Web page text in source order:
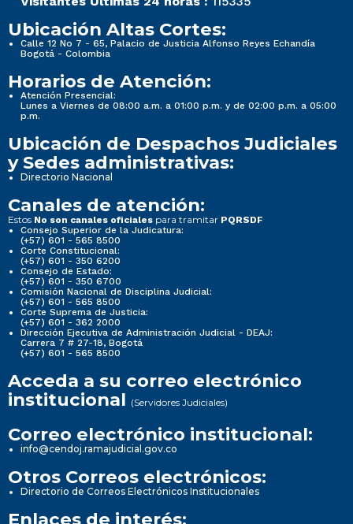
Ubicación Altas Cortes:
Calle 12 No 7 - 65, Palacio de Justicia Alfonso Reyes Echandía
Bogotá - Colombia
Horarios de Atención:
Atención Presencial:
Lunes a Viernes de 08:00 a.m. a 01:00 p.m. y de 02:00 p.m. a 05:00
p.m.
Ubicación de Despachos Judiciales
y Sedes administrativas:
Directorio Nacional
Canales de atención:
Estos No son canales oficiales para tramitar PQRSDF
Consejo Superior de la Judicatura:
(+57) 601 - 565 8500
Corte Constitucional:
(+57) 601 - 350 6200
Consejo de Estado:
(+57) 601 - 350 6700
Comisión Nacional de Disciplina Judicial:
(+57) 601 - 565 8500
Corte Suprema de Justicia:
(+57) 601 - 362 2000
Dirección Ejecutiva de Administración Judicial - DEAJ:
Carrera 7 # 27-18, Bogotá
(+57) 601 - 565 8500
Acceda a su correo electrónico
institucional (Servidores Judiciales)
Correo electrónico institucional:
info@cendoj.ramajudicial.gov.co
Otros Correos electrónicos:
Directorio de Correos Electrónicos Institucionales
Enlaces de interés: